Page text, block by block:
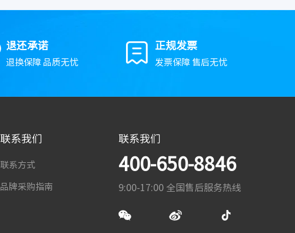
退还承诺
退换保障 品质无忧
正规发票
发票保障 售后无忧
联系我们
联系方式
品牌采购指南
联系我们
400-650-8846
9:00-17:00 全国售后服务热线